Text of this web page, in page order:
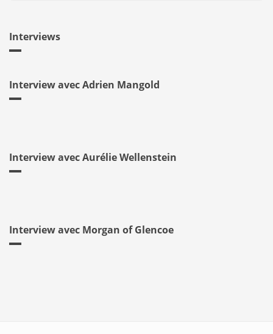
Interviews
Interview avec Adrien Mangold
Interview avec Aurélie Wellenstein
Interview avec Morgan of Glencoe